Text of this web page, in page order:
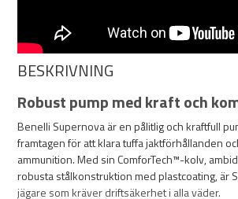
BESKRIVNING
Robust pump med kraft och
Benelli Supernova är en pålitlig och kraftfull
framtagen för att klara tuffa jaktförhållanden
ammunition. Med sin ComforTech™-kolv,
robusta stålkonstruktion med plastcoating, är
jägare som kräver driftsäkerhet i alla väder.